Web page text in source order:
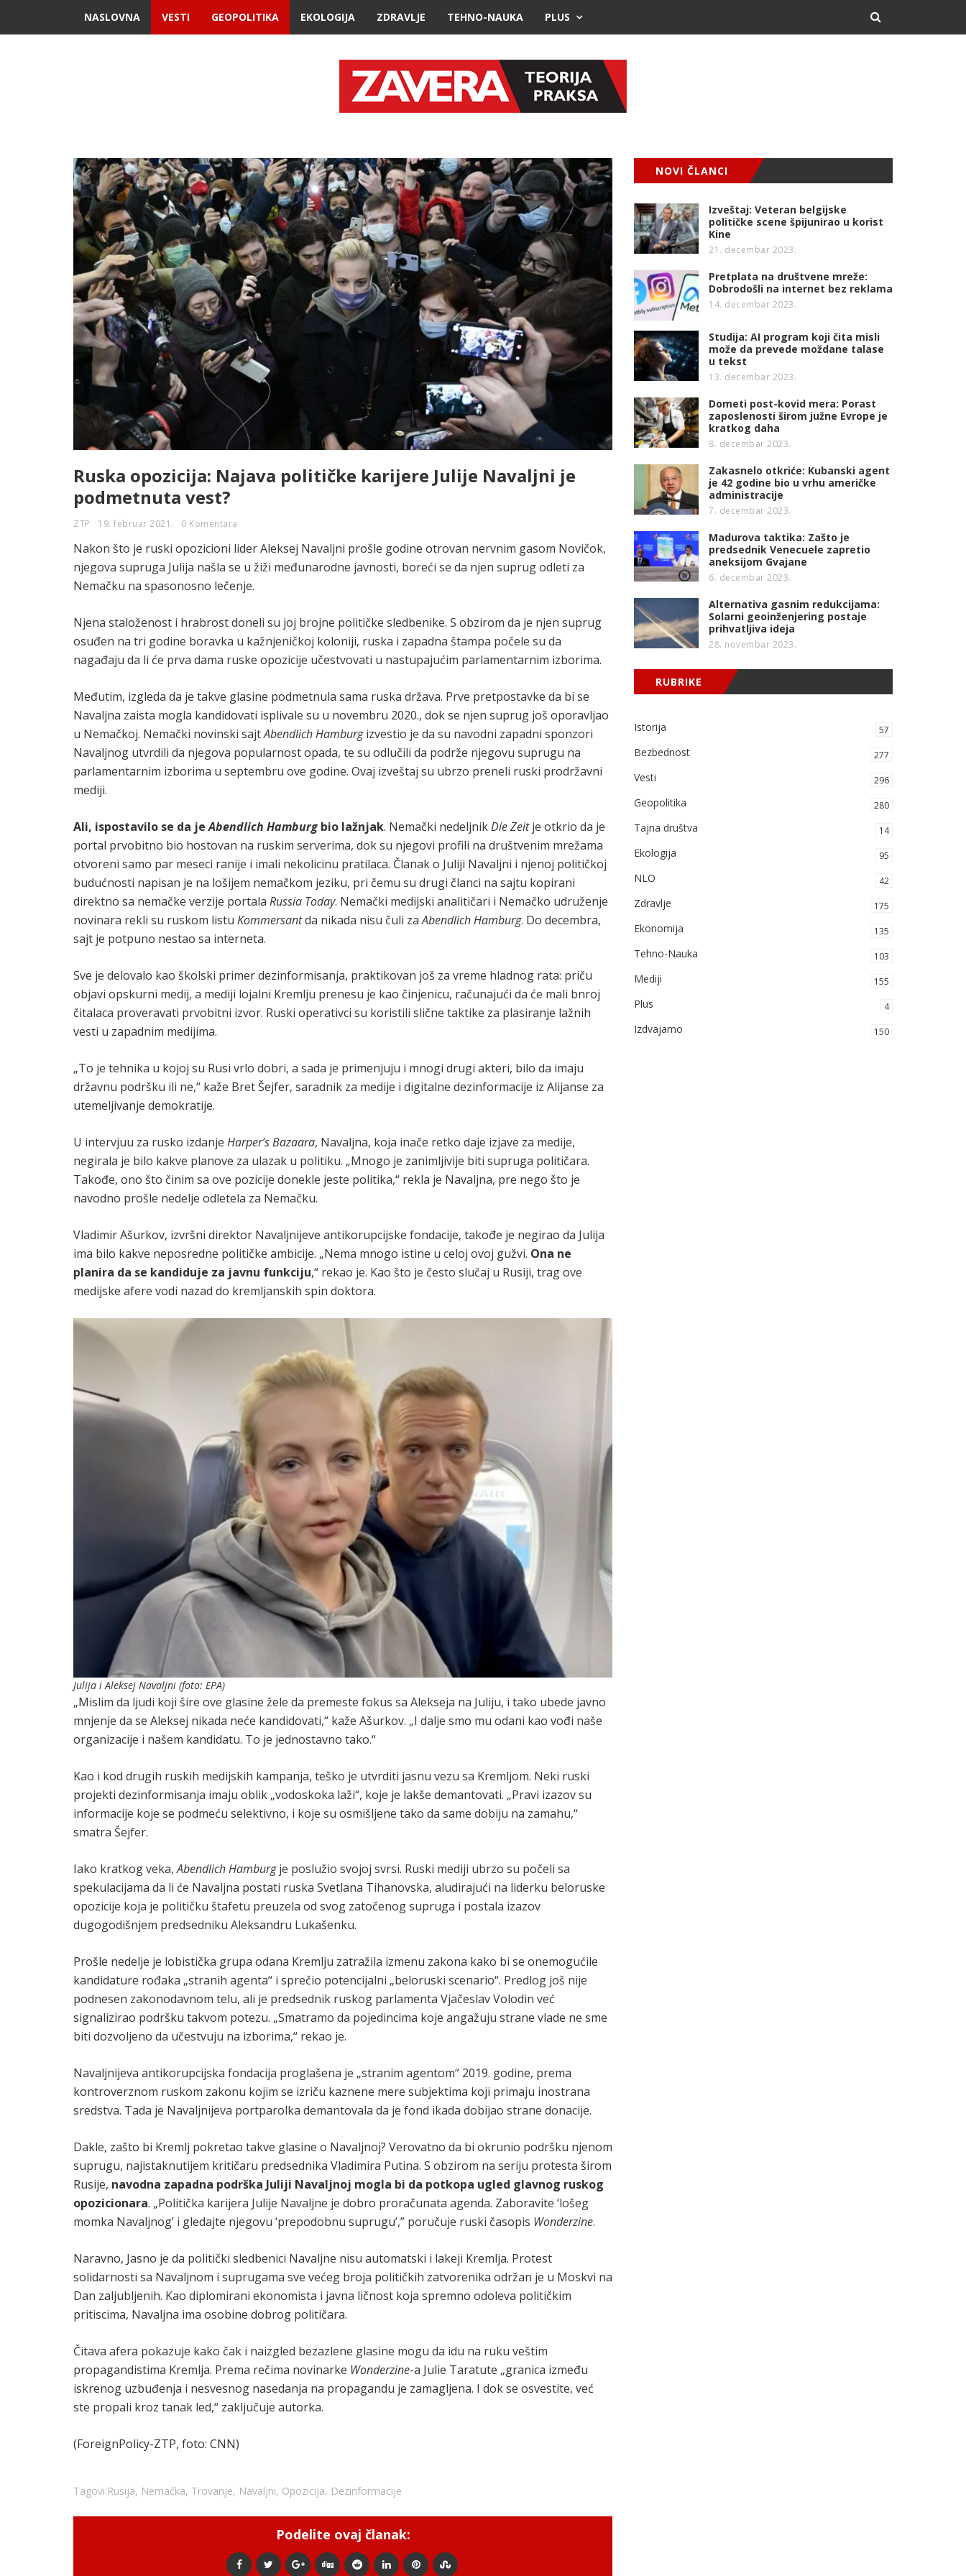
NASLOVNA VESTI GEOPOLITIKA EKOLOGIJA ZDRAVLJE TEHNO-NAUKA PLUS
Ruska opozicija: Najava političke karijere Julije Navaljni je
podmetnuta vest?
ZTP 19. februar 2021. 0 Komentara
Nakon što je ruski opozicioni lider Aleksej Navaljni prošle godine otrovan nervnim gasom Novičok,
njegova supruga Julija našla se u žiži međunarodne javnosti, boreći se da njen suprug odleti za
Nemačku na spasonosno lečenje.
Njena staloženost i hrabrost doneli su joj brojne političke sledbenike. S obzirom da je njen suprug
osuđen na tri godine boravka u kažnjeničkoj koloniji, ruska i zapadna štampa počele su da
nagađaju da li će prva dama ruske opozicije učestvovati u nastupajućim parlamentarnim izborima.
Međutim, izgleda da je takve glasine podmetnula sama ruska država. Prve pretpostavke da bi se
Navaljna zaista mogla kandidovati isplivale su u novembru 2020., dok se njen suprug još oporavljao
u Nemačkoj. Nemački novinski sajtAbendlich Hamburgizvestio je da su navodni zapadni sponzori
Navaljnog utvrdili da njegova popularnost opada, te su odlučili da podrže njegovu suprugu na
parlamentarnim izborima u septembru ove godine. Ovaj izveštaj su ubrzo preneli ruski prodržavni
mediji.
Ali, ispostavilo se da jeAbendlich Hamburgbio lažnjak. Nemački nedeljnikDie Zeitje otkrio da je
portal prvobitno bio hostovan na ruskim serverima, dok su njegovi profili na društvenim mrežama
otvoreni samo par meseci ranije i imali nekolicinu pratilaca. Članak o Juliji Navaljni i njenoj političkoj
budućnosti napisan je na lošijem nemačkom jeziku, pri čemu su drugi članci na sajtu kopirani
direktno sa nemačke verzije portala Russia Today. Nemački medijski analitičari i Nemačko udruženje
novinara rekli su ruskom listu Kommersantda nikada nisu čuli zaAbendlich Hamburg. Do decembra,
sajt je potpuno nestao sa interneta.
Sve je delovalo kao školski primer dezinformisanja, praktikovan još za vreme hladnog rata: priču
objavi opskurni medij, a mediji lojalni Kremlju prenesu je kao činjenicu, računajući da će mali bnroj
čitalaca proveravati prvobitni izvor. Ruski operativci su koristili slične taktike za plasiranje lažnih
vesti u zapadnim medijima.
„To je tehnika u kojoj su Rusi vrlo dobri, a sada je primenjuju i mnogi drugi akteri, bilo da imaju
državnu podršku ili ne,“ kaže Bret Šejfer, saradnik za medije i digitalne dezinformacije iz Alijanse za
utemeljivanje demokratije.
U intervjuu za rusko izdanje Harper’s Bazaara, Navaljna, koja inače retko daje izjave za medije,
negirala je bilo kakve planove za ulazak u politiku. „Mnogo je zanimljivije biti supruga političara.
Takođe, ono što činim sa ove pozicije donekle jeste politika,“ rekla je Navaljna, pre nego što je
navodno prošle nedelje odletela za Nemačku.
Vladimir Ašurkov, izvršni direktor Navaljnijeve antikorupcijske fondacije, takođe je negirao da Julija
ima bilo kakve neposredne političke ambicije. „Nema mnogo istine u celoj ovoj gužvi. Ona ne
planira da se kandiduje za javnu funkciju,“ rekao je. Kao što je često slučaj u Rusiji, trag ove
medijske afere vodi nazad do kremljanskih spin doktora.
Julija i Aleksej Navaljni (foto: EPA)
„Mislim da ljudi koji šire ove glasine žele da premeste fokus sa Alekseja na Juliju, i tako ubede javno
mnjenje da se Aleksej nikada neće kandidovati,“ kaže Ašurkov. „I dalje smo mu odani kao vođi naše
organizacije i našem kandidatu. To je jednostavno tako.“
Kao i kod drugih ruskih medijskih kampanja, teško je utvrditi jasnu vezu sa Kremljom. Neki ruski
projekti dezinformisanja imaju oblik „vodoskoka laži“, koje je lakše demantovati. „Pravi izazov su
informacije koje se podmeću selektivno, i koje su osmišljene tako da same dobiju na zamahu,“
smatra Šejfer.
Iako kratkog veka,Abendlich Hamburgje poslužio svojoj svrsi. Ruski mediji ubrzo su počeli sa
spekulacijama da li će Navaljna postati ruska Svetlana Tihanovska, aludirajući na liderku beloruske
opozicije koja je političku štafetu preuzela od svog zatočenog supruga i postala izazov
dugogodišnjem predsedniku Aleksandru Lukašenku.
Prošle nedelje je lobistička grupa odana Kremlju zatražila izmenu zakona kako bi se onemogućile
kandidature rođaka „stranih agenta“ i sprečio potencijalni „beloruski scenario“. Predlog još nije
podnesen zakonodavnom telu, ali je predsednik ruskog parlamenta Vjačeslav Volodin već
signalizirao podršku takvom potezu. „Smatramo da pojedincima koje angažuju strane vlade ne sme
biti dozvoljeno da učestvuju na izborima,“ rekao je.
Navaljnijeva antikorupcijska fondacija proglašena je „stranim agentom“ 2019. godine, prema
kontroverznom ruskom zakonu kojim se izriču kaznene mere subjektima koji primaju inostrana
sredstva. Tada je Navaljnijeva portparolka demantovala da je fond ikada dobijao strane donacije.
Dakle, zašto bi Kremlj pokretao takve glasine o Navaljnoj? Verovatno da bi okrunio podršku njenom
suprugu, najistaknutijem kritičaru predsednika Vladimira Putina. S obzirom na seriju protesta širom
Rusije, navodna zapadna podrška Juliji Navaljnoj mogla bi da potkopa ugled glavnog ruskog
opozicionara. „Politička karijera Julije Navaljne je dobro proračunata agenda. Zaboravite ‘lošeg
momka Navaljnog’ i gledajte njegovu ‘prepodobnu suprugu’,” poručuje ruski časopis Wonderzine.
Naravno, Jasno je da politički sledbenici Navaljne nisu automatski i lakeji Kremlja. Protest
solidarnosti sa Navaljnom i suprugama sve većeg broja političkih zatvorenika održan je u Moskvi na
Dan zaljubljenih. Kao diplomirani ekonomista i javna ličnost koja spremno odoleva političkim
pritiscima, Navaljna ima osobine dobrog političara.
Čitava afera pokazuje kako čak i naizgled bezazlene glasine mogu da idu na ruku veštim
propagandistima Kremlja. Prema rečima novinarke Wonderzine-a Julie Taratute „granica između
iskrenog uzbuđenja i nesvesnog nasedanja na propagandu je zamagljena. I dok se osvestite, već
ste propali kroz tanak led,“ zaključuje autorka.
(ForeignPolicy-ZTP, foto: CNN)
Tagovi:Rusija, Nemačka, Trovanje, Navaljni, Opozicija, Dezinformacije
Podelite ovaj članak:
NOVI ČLANCI
Izveštaj: Veteran belgijske
političke scene špijunirao u korist
Kine
21. decembar 2023.
Pretplata na društvene mreže:
Dobrodošli na internet bez reklama
14. decembar 2023.
Studija: AI program koji čita misli
može da prevede moždane talase
u tekst
13. decembar 2023.
Dometi post-kovid mera: Porast
zaposlenosti širom južne Evrope je
kratkog daha
8. decembar 2023.
Zakasnelo otkriće: Kubanski agent
je 42 godine bio u vrhu američke
administracije
7. decembar 2023.
Madurova taktika: Zašto je
predsednik Venecuele zapretio
aneksijom Gvajane
6. decembar 2023.
Alternativa gasnim redukcijama:
Solarni geoinženjering postaje
prihvatljiva ideja
28. novembar 2023.
RUBRIKE
Istorija 57
Bezbednost 277
Vesti 296
Geopolitika 280
Tajna društva 14
Ekologija 95
NLO 42
Zdravlje 175
Ekonomija 135
Tehno-Nauka 103
Mediji 155
Plus 4
Izdvajamo 150